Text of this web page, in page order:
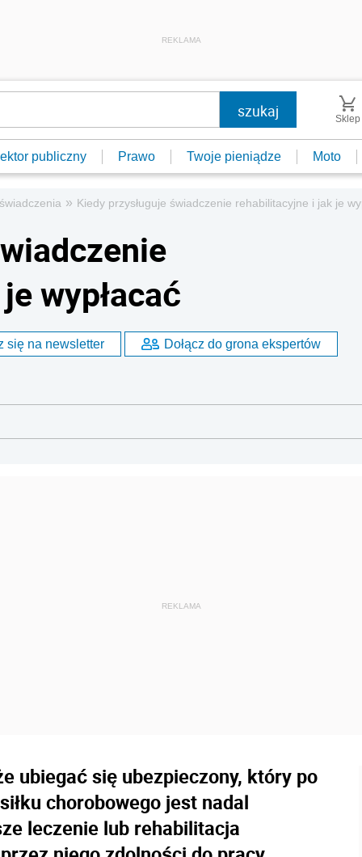
REKLAMA
Sklep
publiczny Prawo Twoje pieniądze Moto
» Kiedy przysługuje świadczenie rehabilitacyjne i jak je
wypłacać
się na newsletter Dołącz do grona ekspertów
ubiegać się ubezpieczony, który po
chorobowego jest nadal
leczenie lub rehabilitacja